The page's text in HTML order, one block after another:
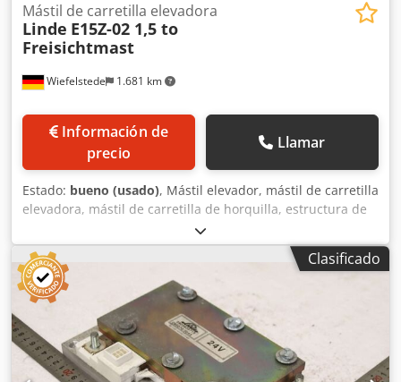
Wiefelstede 1.681 km
Mástil de carretilla elevadora
Linde E15Z-02 1,5 to
Freisichtmast
Información de
precio
Llamar
Estado: bueno (usado), Mástil elevador, mástil de carretilla
elevadora, mástil de carretilla de horquilla, estructura de
elevación, carretilla elevadora trasera, mástil de visión
despejada -Fabricante: Toyota, mástil de carretilla
elevadora, mástil de visión despejada procedente de una
carretilla elevadora frontal tipo E15Z-02 -Capacidad de
carga: 1500 kg Codpfxozg T Eko Anusha -Altura de
elevación: mm -Dimensiones/medidas: ver fotos / dibujo
técnico -Dimensiones de transporte: 2480/1040/A330 mm -
Peso: 504 kg
Clasificado